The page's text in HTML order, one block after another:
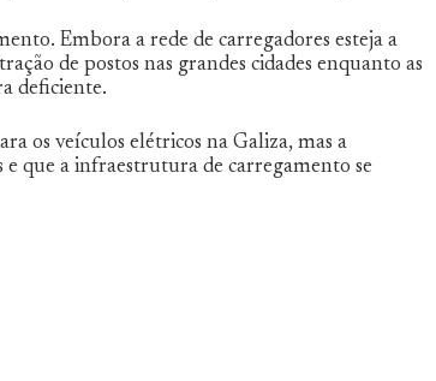
Embora a rede de carregadores esteja a
de postos nas grandes cidades enquanto as
deficiente.
os veículos elétricos na Galiza, mas a
e que a infraestrutura de carregamento se